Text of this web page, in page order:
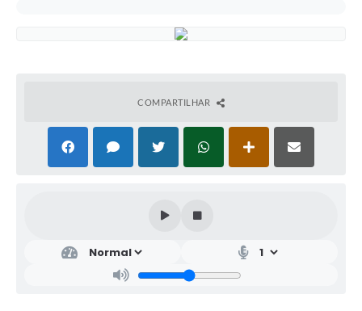
COMPARTILHAR